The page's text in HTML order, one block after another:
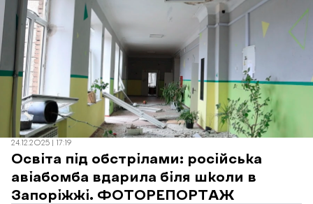
24.12.2025 | 17:19
Освіта під обстрілами: російська
авіабомба вдарила біля школи в
Запоріжжі. ФОТОРЕПОРТАЖ